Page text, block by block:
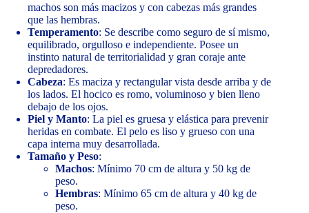
machos son más macizos y con cabezas más grandes
que las hembras.
Temperamento: Se describe como seguro de sí mismo,
equilibrado, orgulloso e independiente. Posee un
instinto natural de territorialidad y gran coraje ante
depredadores.
Cabeza: Es maciza y rectangular vista desde arriba y de
los lados. El hocico es romo, voluminoso y bien lleno
debajo de los ojos.
Piel y Manto: La piel es gruesa y elástica para prevenir
heridas en combate. El pelo es liso y grueso con una
capa interna muy desarrollada.
Tamaño y Peso:
Machos: Mínimo 70 cm de altura y 50 kg de
peso.
Hembras: Mínimo 65 cm de altura y 40 kg de
peso.